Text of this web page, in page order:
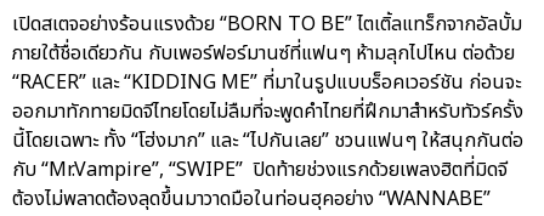
เปิดสเตจอย่างร้อนแรงด้วย “BORN TO BE” ไตเติ้ลแทร็กจากอัลบั้ม
ภายใต้ชื่อเดียวกัน กับเพอร์ฟอร์มานซ์ที่แฟนๆ ห้ามลุกไปไหน ต่อด้วย
“RACER” และ “KIDDING ME” ที่มาในรูปแบบร็อคเวอร์ชัน ก่อนจะ
ออกมาทักทายมิดจีไทยโดยไม่ลืมที่จะพูดคำไทยที่ฝึกมาสำหรับทัวร์ครั้ง
นี้โดยเฉพาะ ทั้ง “โฮ่งมาก” และ “ไปกันเลย” ชวนแฟนๆ ให้สนุกกันต่อ
กับ “Mr.Vampire”, “SWIPE” ปิดท้ายช่วงแรกด้วยเพลงฮิตที่มิดจี
ต้องไม่พลาดต้องลุดขึ้นมาวาดมือในท่อนฮุคอย่าง “WANNABE”